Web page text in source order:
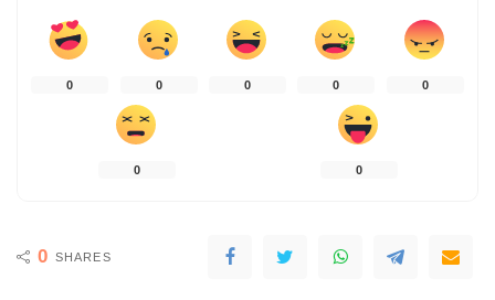
0 0 0 0 0
0 0
0 SHARES